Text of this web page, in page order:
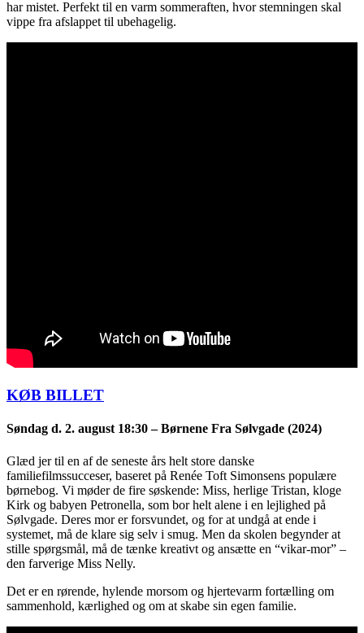
har mistet. Perfekt til en varm sommeraften, hvor stemningen skal
vippe fra afslappet til ubehagelig.
KØB BILLET
Søndag d. 2. august 18:30 –Børnene Fra Sølvgade (2024)
Glæd jer til en af de seneste års helt store danske
familiefilmssucceser, baseret på Renée Toft Simonsens populære
børnebog. Vi møder de fire søskende: Miss, herlige Tristan, kloge
Kirk og babyen Petronella, som bor helt alene i en lejlighed på
Sølvgade. Deres mor er forsvundet, og for at undgå at ende i
systemet, må de klare sig selv i smug. Men da skolen begynder at
stille spørgsmål, må de tænke kreativt og ansætte en “vikar-mor” –
den farverige Miss Nelly.
Det er en rørende, hylende morsom og hjertevarm fortælling om
sammenhold, kærlighed og om at skabe sin egen familie.